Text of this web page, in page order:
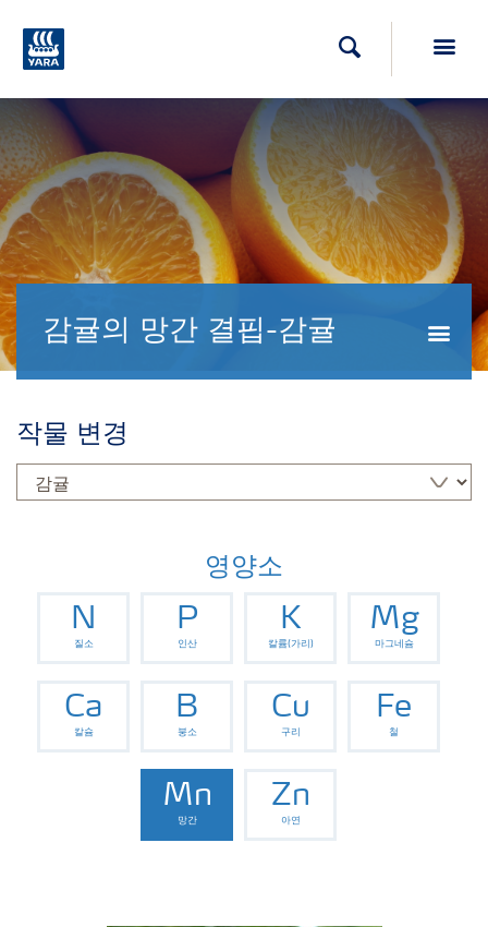
검색
감귤의 망간 결핍-감귤
작물 변경
영양소
N
질소
P
인산
K
칼륨(가리)
Mg
마그네슘
Ca
칼슘
B
붕소
Cu
구리
Fe
철
Mn
망간
Zn
아연